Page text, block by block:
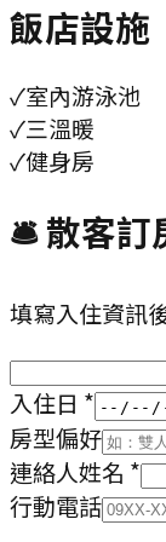
飯店設施
✓室內游泳池
✓三溫暖
✓健身房
🛎 散客訂
填寫入住資訊
入住日 *
房型偏好
連絡人姓名 *
行動電話